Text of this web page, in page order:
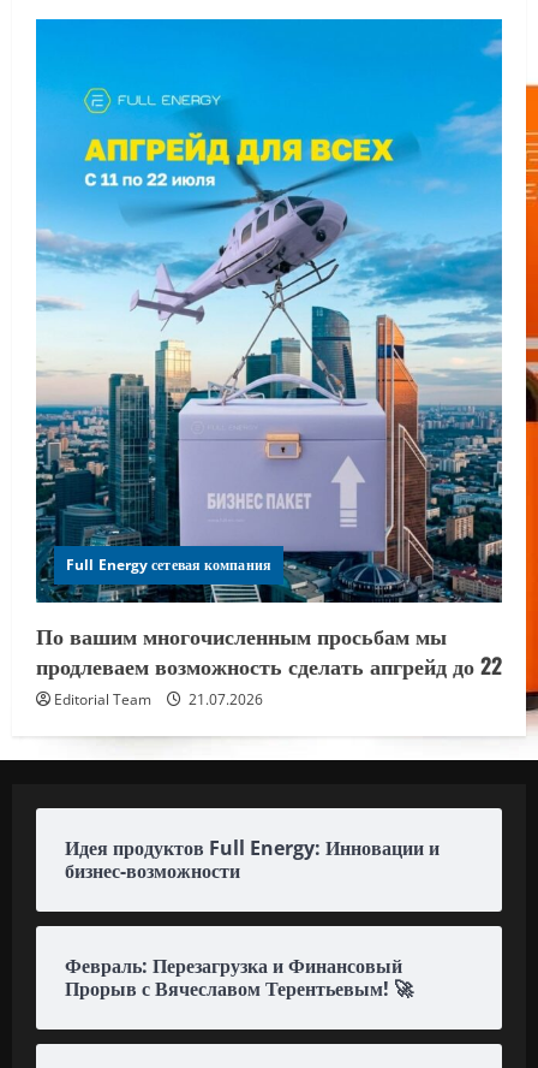
Full Energy сетевая компания
По вашим многочисленным просьбам мы
продлеваем возможность сделать апгрейд до 22
Editorial Team 21.07.2026
Идея продуктов Full Energy: Инновации и
бизнес-возможности
Февраль: Перезагрузка и Финансовый
Прорыв с Вячеславом Терентьевым! 🚀